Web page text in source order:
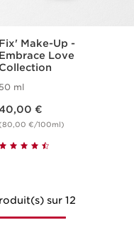
Fix' Make-Up -
Embrace Love
Collection
50 ml
€
€/100ml)
sur 12